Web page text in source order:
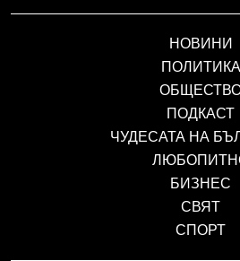
НОВИНИ
ПОЛИТИКА
ПОДКАСТ
ЧУДЕСАТА НА
БИЗНЕС
СВЯТ
СПОРТ